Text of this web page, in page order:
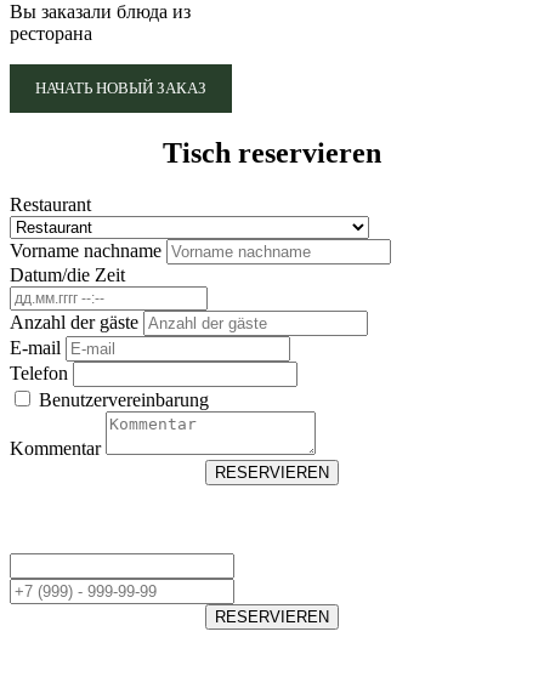
Вы заказали блюда из
ресторана
НАЧАТЬ НОВЫЙ ЗАКАЗ
Tisch reservieren
Restaurant
Vorname nachname
Datum/die Zeit
Anzahl der gäste
E-mail
Telefon
Benutzervereinbarung
Kommentar
RESERVIEREN
RESERVIEREN